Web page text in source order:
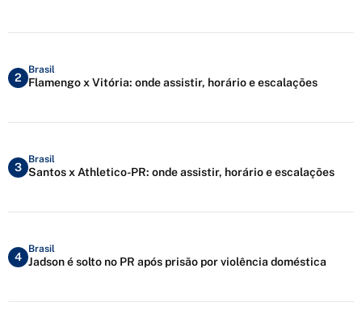
2
Brasil
Flamengo x Vitória: onde assistir, horário e escalações
3
Brasil
Santos x Athletico-PR: onde assistir, horário e escalações
4
Brasil
Jadson é solto no PR após prisão por violência doméstica